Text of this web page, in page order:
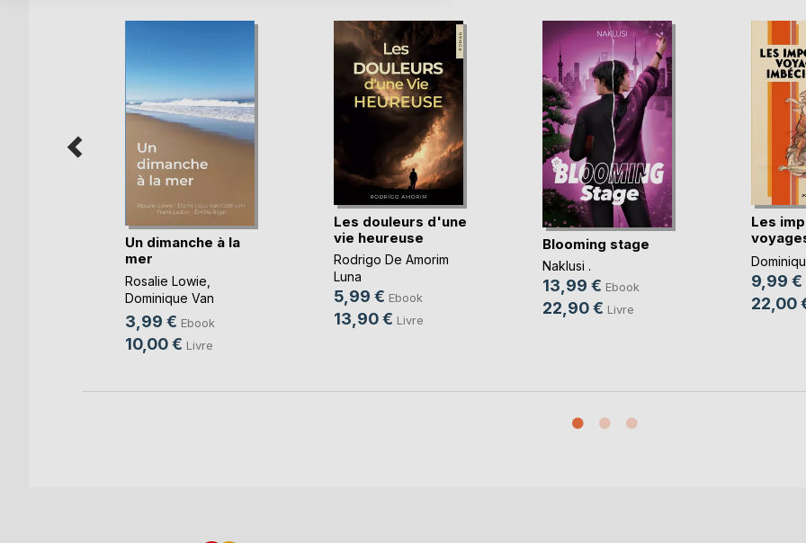
Un dimanche à la
mer
Rosalie Lowie
Dominique Van
Cotthem, ...
3,99 € Ebook
10,00 € Livre
Les douleurs d'une
vie heureuse
Rodrigo De Amorim
Luna
5,99 € Ebook
13,90 € Livre
Blooming stage
Naklusi .
13,99 € Ebook
22,90 € Livre
Les
9,99 €
22,00